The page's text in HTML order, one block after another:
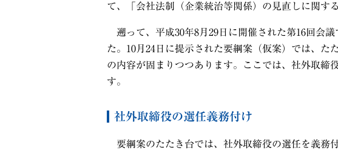
て、「会社法制（企業統治等関係）の見直しに関す
遡って、平成30年8月29日に開催された第16回会
た。 10月24日に提示された要綱案（仮案）では、た
の内容が固まりつつあります。ここでは、社外取締
す。
社外取締役の選任義務付け
要綱案のたたき台では、社外取締役の選任を義務